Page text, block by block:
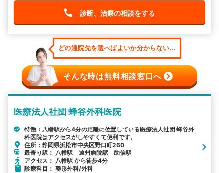
診断、治療の相談をする
どの通院先を選べばよいか分からない...
そんな時は無料相談窓口へ
医療法人社団 蜂谷外科医院
特徴：八幡駅から4分の距離に位置している医療法人社団 蜂谷外
科医院はアクセスがしやすくて便利です。
住所：静岡県浜松市中央区野口町260
最寄り駅： 八幡駅 遠州病院駅 助信駅
アクセス： 八幡駅 から徒歩4分
診療科目： 整形外科/外科